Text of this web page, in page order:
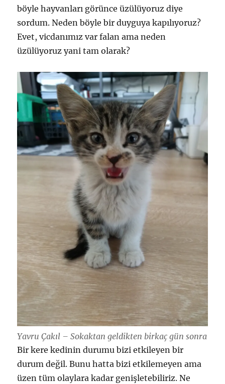
böyle hayvanları görünce üzülüyoruz diye
sordum. Neden böyle bir duyguya kapılıyoruz?
Evet, vicdanımız var falan ama neden
üzülüyoruz yani tam olarak?
Yavru Çakıl – Sokaktan geldikten birkaç gün sonra
Bir kere kedinin durumu bizi etkileyen bir
durum değil. Bunu hatta bizi etkilemeyen ama
üzen tüm olaylara kadar genişletebiliriz. Ne